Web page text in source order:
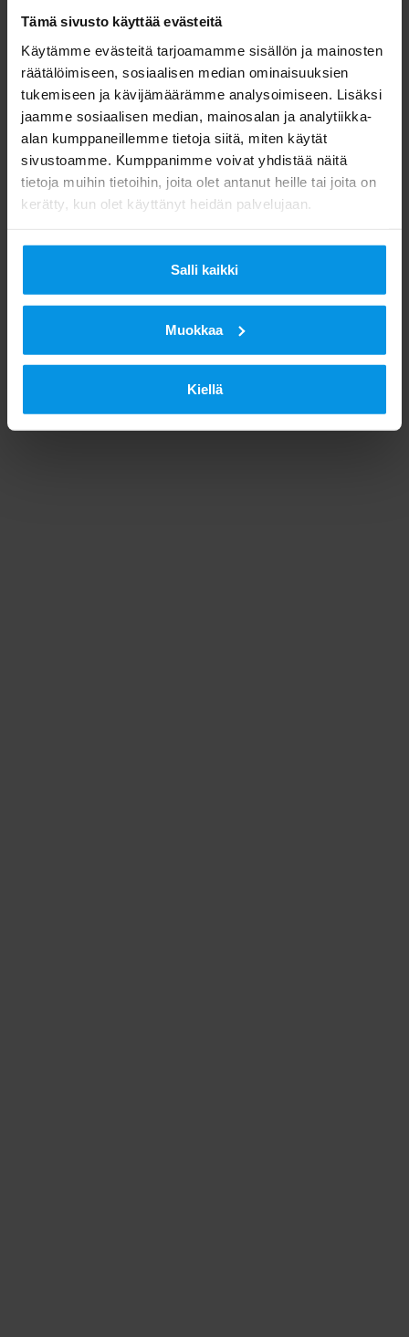
Tämä sivusto käyttää evästeitä
Käytämme evästeitä tarjoamamme sisällön ja mainosten
räätälöimiseen, sosiaalisen median ominaisuuksien
tukemiseen ja kävijämäärämme analysoimiseen. Lisäksi
jaamme sosiaalisen median, mainosalan ja analytiikka-
alan kumppaneillemme tietoja siitä, miten käytät
sivustoamme. Kumppanimme voivat yhdistää näitä
tietoja muihin tietoihin, joita olet antanut heille tai joita on
kerätty, kun olet käyttänyt heidän palvelujaan.
Salli kaikki
Muokkaa
Kiellä